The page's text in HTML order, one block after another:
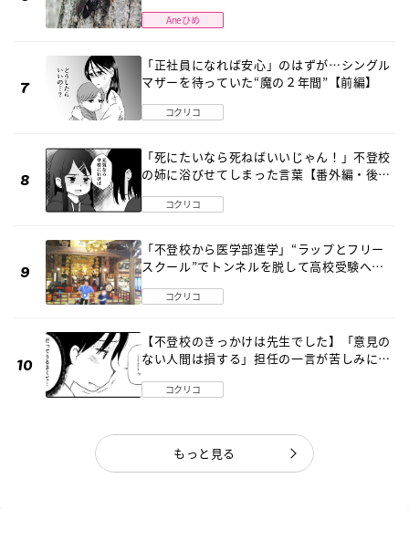
Aneひめ
「正社員になれば安心」のはずが…シングル
マザーを待っていた“魔の２年間”【前編】
コクリコ
「死にたいなら死ねばいいじゃん！」不登校
の姉に浴びせてしまった言葉【番外編・後
コクリコ
「不登校から医学部進学」“ラップとフリー
スクール”でトンネルを脱して高校受験へ
コクリコ
【不登校のきっかけは先生でした】「意見の
ない人間は損する」担任の一言が苦しみに…
コクリコ
もっと見る